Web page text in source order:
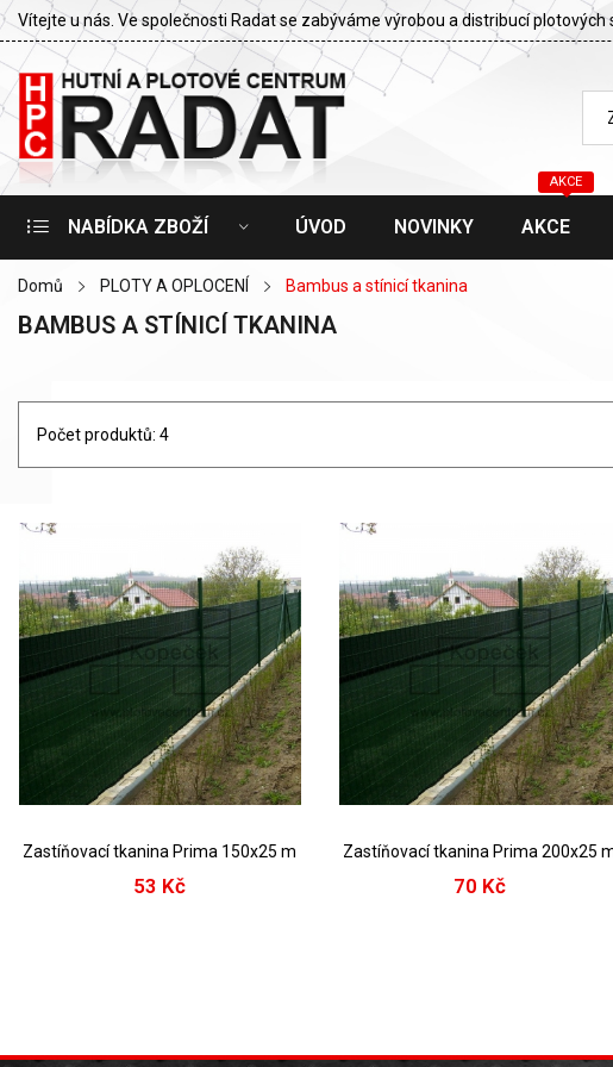
Vítejte u nás. Ve společnosti Radat se zabýváme výrobou a distribucí
NABÍDKA ZBOŽÍ ÚVOD NOVINKY AKCE
AKCE
Domů PLOTY A OPLOCENÍ Bambus a stínicí tkanina
BAMBUS A STÍNICÍ TKANINA
Počet produktů: 4
Zastíňovací tkanina Prima 150x25 m
53 Kč
Zastíňovací tkanina Prima 200x25
70 Kč